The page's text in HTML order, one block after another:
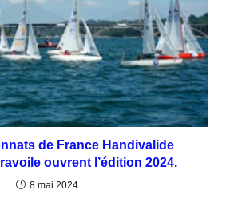
de France Handivalide
ouvrent l’édition 2024.
8 mai 2024